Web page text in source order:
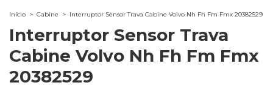
Início > Cabine > Interruptor Sensor Trava Cabine Volvo Nh Fh Fm Fmx 20382529
Interruptor Sensor Trava
Cabine Volvo Nh Fh Fm Fmx
20382529